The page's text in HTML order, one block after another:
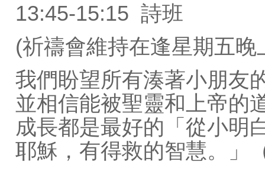
13:45-15:15 詩班
(祈禱會維持在逢星期五晚
我們盼望所有湊著小朋友
並相信能被聖靈和上帝的
成長都是最好的「從小明
耶穌，有得救的智慧。」